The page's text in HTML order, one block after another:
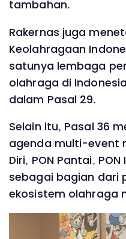
tambahan.
Rakernas juga
Keolahragaan
satunya lembaga
olahraga di
dalam Pasal 29.
Selain itu, Pasal 36
agenda multi-event
Diri, PON Pantai,
sebagai bagian dari
ekosistem olahraga